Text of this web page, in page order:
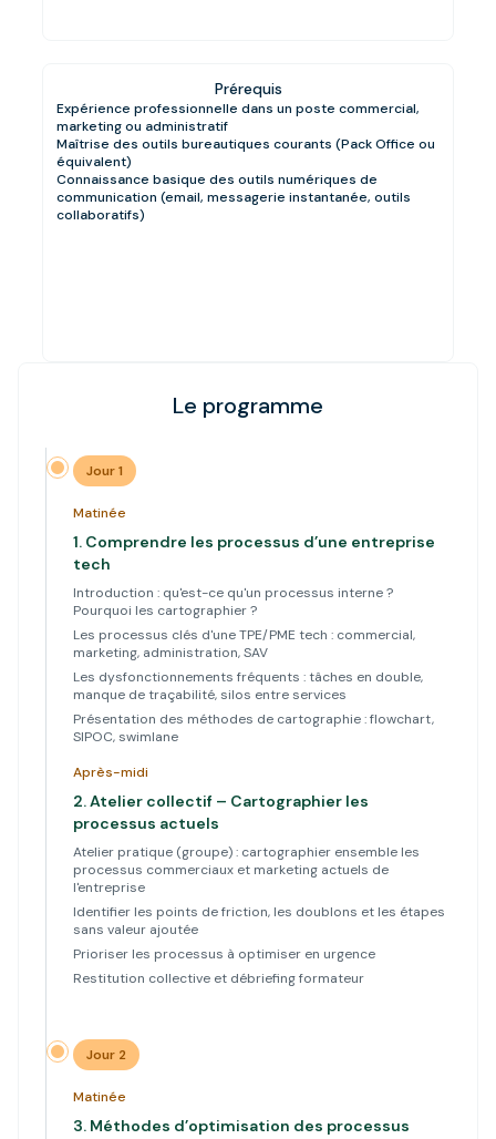
Prérequis
Expérience professionnelle dans un poste commercial,
marketing ou administratif
Maîtrise des outils bureautiques courants (Pack Office ou
équivalent)
Connaissance basique des outils numériques de
communication (email, messagerie instantanée, outils
collaboratifs)
Le programme
Jour 1
Matinée
1. Comprendre les processus d’une entreprise
tech
Introduction : qu'est-ce qu'un processus interne ?
Pourquoi les cartographier ?
Les processus clés d'une TPE/PME tech : commercial,
marketing, administration, SAV
Les dysfonctionnements fréquents : tâches en double,
manque de traçabilité, silos entre services
Présentation des méthodes de cartographie : flowchart,
SIPOC, swimlane
Après-midi
2.Atelier collectif – Cartographier les
processus actuels
Atelier pratique (groupe) : cartographier ensemble les
processus commerciaux et marketing actuels de
l'entreprise
Identifier les points de friction, les doublons et les étapes
sans valeur ajoutée
Prioriser les processus à optimiser en urgence
Restitution collective et débriefing formateur
Jour 2
Matinée
3. Méthodes d’optimisation des processus